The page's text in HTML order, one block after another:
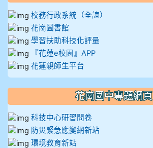
校務行政系統（全誼）
花崗圖書館
學習扶助科技化評量
『花蓮e校園』APP
花蓮親師生平台
花崗國中專題網頁
科技中心研習問卷
防災緊急應變網新站
環境教育新站